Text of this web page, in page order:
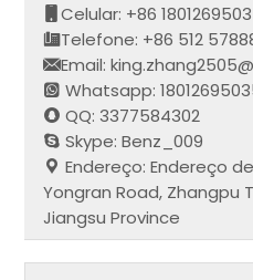
Celular: +86
Telefone: +86 512
Email:
Whatsapp:
QQ: 3377584302
Skype: Benz_009
Endereço: Endereço
Yongran Road, Zhangpu
Jiangsu Province